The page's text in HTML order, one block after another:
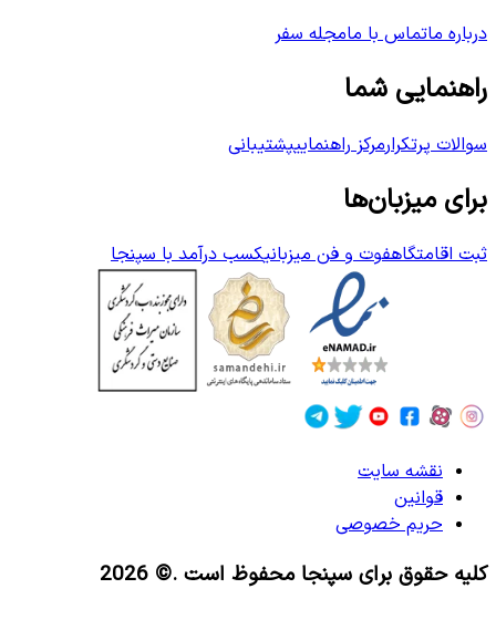
درباره ماتماس با مامجله سفر
راهنمایی شما
سوالات پرتکرارمرکز راهنماییپشتیبانی
برای میزبان‌ها
ثبت اقامتگاهفوت و فن میزبانیکسب درآمد با سپنجا
نقشه سایت
قوانین
حریم خصوصی
کلیه حقوق برای سپنجا محفوظ است .© 2026